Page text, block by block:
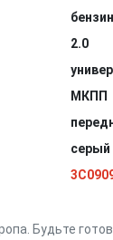
бензин
2.0
МКПП
серый
Будьте